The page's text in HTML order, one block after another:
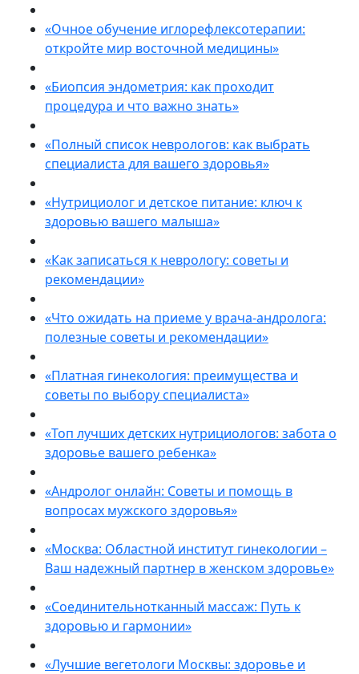
«Очное обучение иглорефлексотерапии:
откройте мир восточной медицины»
«Биопсия эндометрия: как проходит
процедура и что важно знать»
«Полный список неврологов: как выбрать
специалиста для вашего здоровья»
«Нутрициолог и детское питание: ключ к
здоровью вашего малыша»
«Как записаться к неврологу: советы и
рекомендации»
«Что ожидать на приеме у врача-андролога:
полезные советы и рекомендации»
«Платная гинекология: преимущества и
советы по выбору специалиста»
«Топ лучших детских нутрициологов: забота о
здоровье вашего ребенка»
«Андролог онлайн: Советы и помощь в
вопросах мужского здоровья»
«Москва: Областной институт гинекологии –
Ваш надежный партнер в женском здоровье»
«Соединительнотканный массаж: Путь к
здоровью и гармонии»
«Лучшие вегетологи Москвы: здоровье и